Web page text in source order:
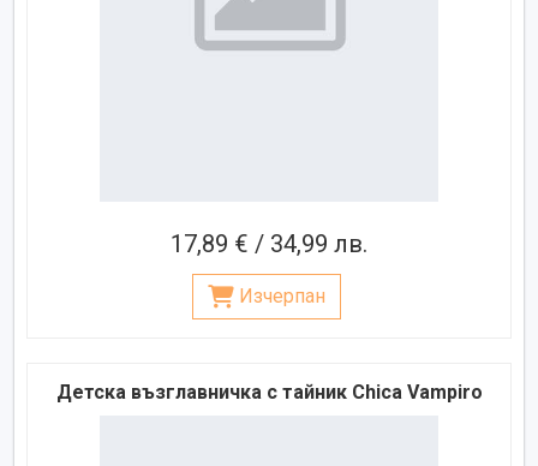
17,89 € / 34,99 лв.
Изчерпан
Детска възглавничка с тайник Chica Vampiro